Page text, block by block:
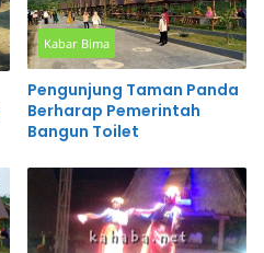
Kabar Bima
Pengunjung Taman Panda
Berharap Pemerintah
Bangun Toilet